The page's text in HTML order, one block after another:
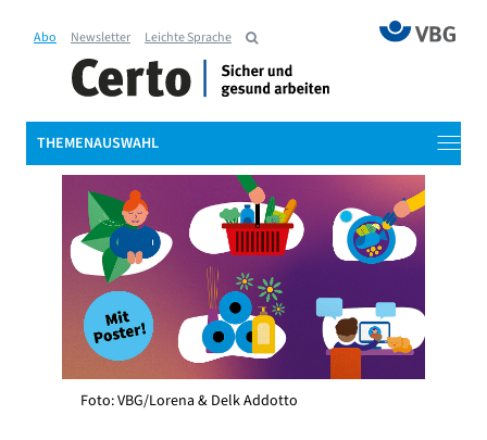
Abo Newsletter Leichte Sprache
THEMENAUSWAHL
Foto: VBG/Lorena & Delk Addotto